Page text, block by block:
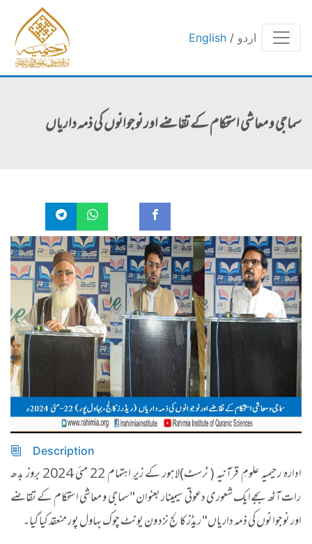
English / اردو
سماجی و معاشی استحکام کے تقاضے اور نوجوانوں کی ذمہ داریاں
Description
ادارہ رحیمیہ علومِ قرآنیہ ( ٹرسٹ)لاہور کے زیرِ اہتمام 22 مئی 2024 بروز بدھ
رات آٹھ بجےایک شعوری دعوتی سیمینار بعنوان "سماجی و معاشی استحکام کے تقاضے
اور نوجوانوں کی ذمہ داریاں" ریڈز کالج نزد ون یونٹ چوک بہاول پور منعقد کیا گیا۔